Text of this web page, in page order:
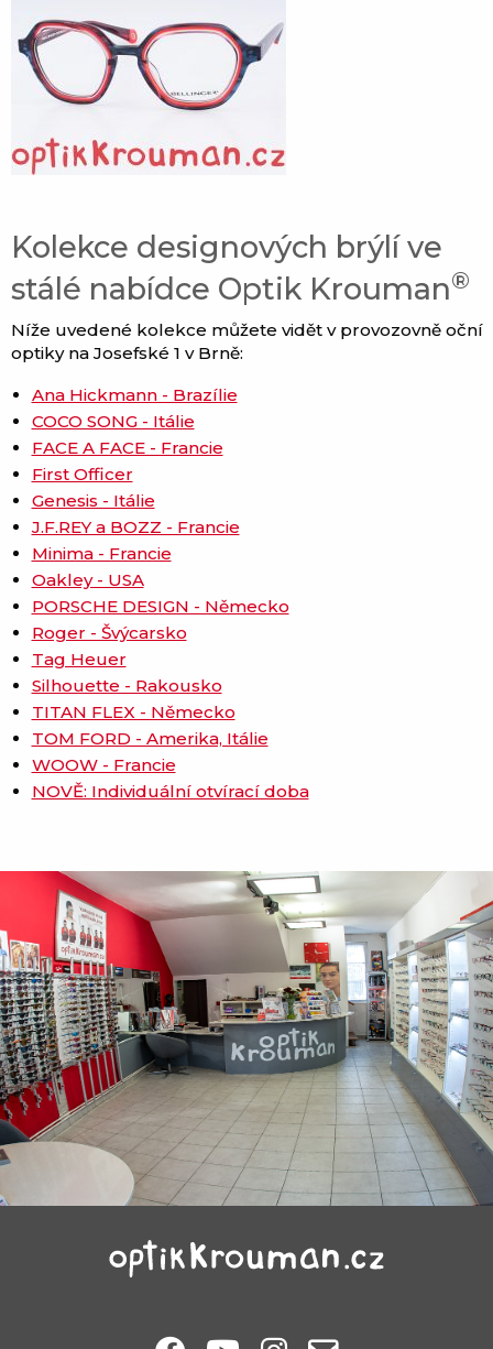
Kolekce designových brýlí ve
stálé nabídce Optik Krouman®
Níže uvedené kolekce můžete vidět v provozovně oční
optiky na Josefské 1 v Brně:
Ana Hickmann - Brazílie
COCO SONG - Itálie
FACE A FACE - Francie
First Officer
Genesis - Itálie
J.F.REY a BOZZ - Francie
Minima - Francie
Oakley - USA
PORSCHE DESIGN - Německo
Roger - Švýcarsko
Tag Heuer
Silhouette - Rakousko
TITAN FLEX - Německo
TOM FORD - Amerika, Itálie
WOOW - Francie
NOVĚ: Individuální otvírací doba